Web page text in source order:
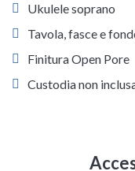
Ukulele soprano
Tavola, fasce e
Finitura Open Pore
Custodia non